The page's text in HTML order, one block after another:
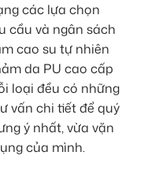
các lựa chọn
cầu và ngân sách
cao su tự nhiên
da PU cao cấp
loại đều có những
vấn chi tiết để quý
ý nhất, vừa vặn
của mình.